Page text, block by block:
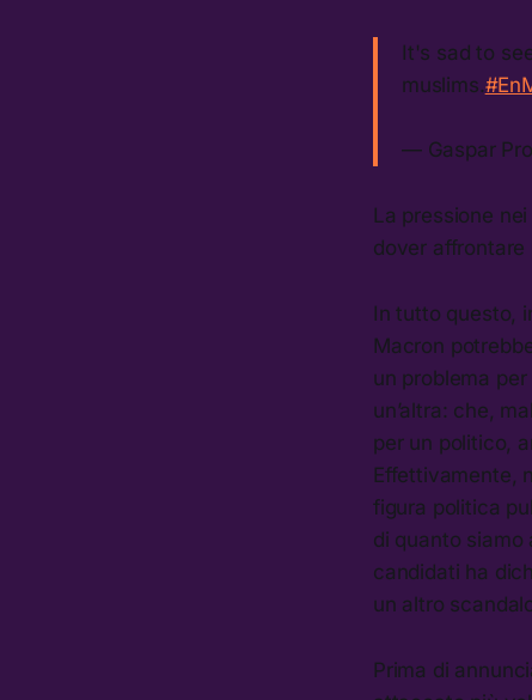
It's sad to
muslims.
— Gaspar
La pressione
dover
In tutto questo,
Macron
un problema
un’altra: che,
per un politico,
Effettivamente,
figura politica
di quanto siamo
candidati ha
un altro
Prima di